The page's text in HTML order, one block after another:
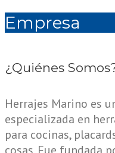
Empresa
¿Quiénes
Herrajes Marino es
especializada en
para cocinas,
cosas. Fue fundada